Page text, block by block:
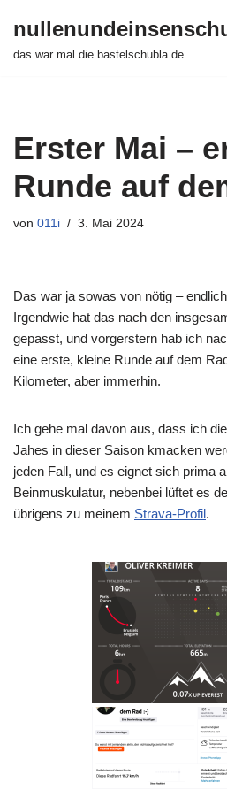
Zum
das war mal die bastelschubla.de...
Erster Mai –
Runde auf
von 011i 3. Mai 2024
Das war ja sowas von nötig –
Irgendwie hat das nach den
gepasst, und vorgerstern hab ich
eine erste, kleine Runde auf dem
Kilometer, aber immerhin.
Ich gehe mal davon aus, dass ich
Jahes in dieser Saison kmacken
jeden Fall, und es eignet sich prima
Beinmuskulatur, nebenbei lüftet es
übrigens zu meinem Strava-Profil.